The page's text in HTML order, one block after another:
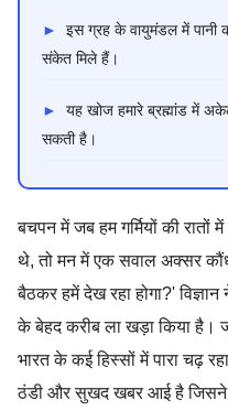
►
इस ग्रह के वायुमंडल में पानी
संकेत मिले हैं।
►
यह खोज हमारे ब्रह्मांड में
सकती है।
बचपन में जब हम गर्मियों की रातों
थे, तो मन में एक सवाल अक्सर
बैठकर हमें देख रहा होगा?'
के बेहद करीब ला खड़ा किया
भारत के कई हिस्सों में पारा चढ़
ठंडी और सुखद खबर आई है जिसने